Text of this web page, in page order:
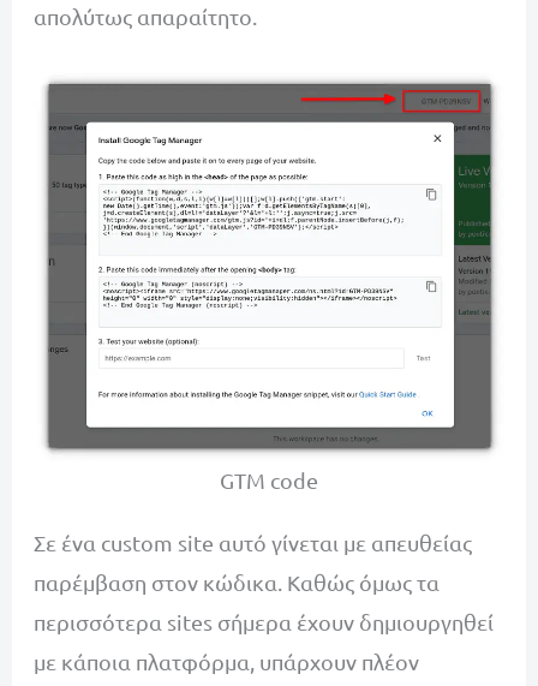
απολύτως απαραίτητο.
GTM code
Σε ένα custom site αυτό γίνεται με απευθείας
παρέμβαση στον κώδικα. Καθώς όμως τα
περισσότερα sites σήμερα έχουν δημιουργηθεί
με κάποια πλατφόρμα, υπάρχουν πλέον